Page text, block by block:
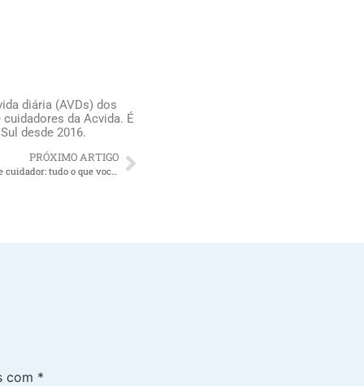
diária (AVDs) dos
da Acvida. É
desde 2016.
PRÓXIMO ARTIGO
Como montar uma agência de home care e cuidador: tudo o que você precisa saber
com *